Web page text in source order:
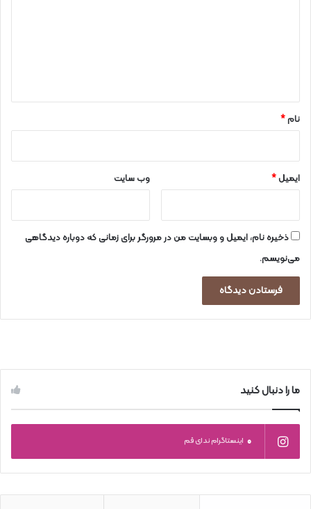
نام*
ایمیل* وب‌ سایت
ذخیره نام، ایمیل و وبسایت من در مرورگر برای زمانی که دوباره دیدگاهی
می‌نویسم.
ما را دنبال کنید
0 اینستاگرام ندای قم